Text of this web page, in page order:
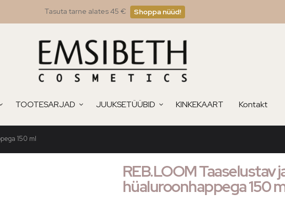
Tasuta tarne alates 45 € Shoppa nüüd!
TOOTESARJAD JUUKSETÜÜBID KINKEKAART Kontakt
150 ml
REB.LOOM Taaselustav
hüaluroonhappega 150